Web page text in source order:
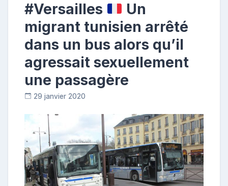
#Versailles
Un
migrant tunisien arrêté
dans un bus alors qu’il
agressait sexuellement
une passagère
29 janvier 2020
o
s
t
e
u